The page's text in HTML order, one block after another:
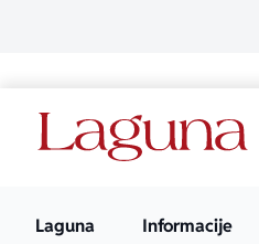
Laguna
Informacije